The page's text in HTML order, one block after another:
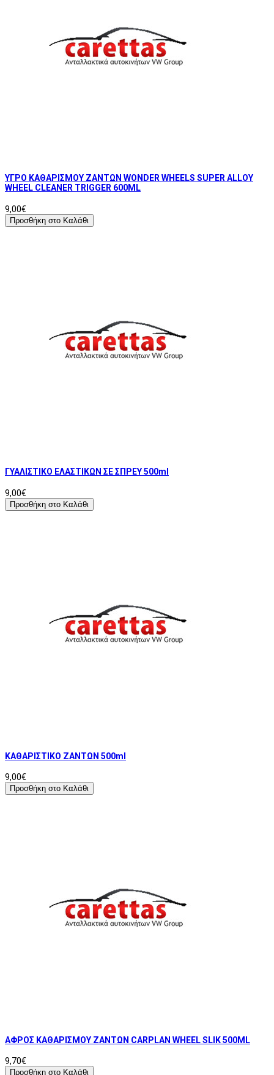
ΥΓΡΟ ΚΑΘΑΡΙΣΜΟΥ ΖΑΝΤΩΝ WONDER WHEELS SUPER ALLOY
WHEEL CLEANER TRIGGER 600ML
9,00€
Προσθήκη στο Καλάθι
ΓΥΑΛΙΣΤΙΚΟ ΕΛΑΣΤΙΚΩΝ ΣΕ ΣΠΡΕΥ 500ml
9,00€
Προσθήκη στο Καλάθι
ΚΑΘΑΡΙΣΤΙΚΟ ΖΑΝΤΩΝ 500ml
9,00€
Προσθήκη στο Καλάθι
ΑΦΡΟΣ ΚΑΘΑΡΙΣΜΟΥ ΖΑΝΤΩΝ CARPLAN WHEEL SLIK 500ML
9,70€
Προσθήκη στο Καλάθι